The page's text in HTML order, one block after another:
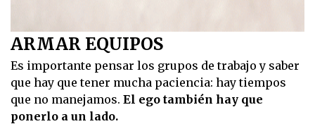
ARMAR EQUIPOS
Es importante pensar los grupos de trabajo y saber
que hay que tener mucha paciencia: hay tiempos
que no manejamos. El ego también hay que
ponerlo a un lado.